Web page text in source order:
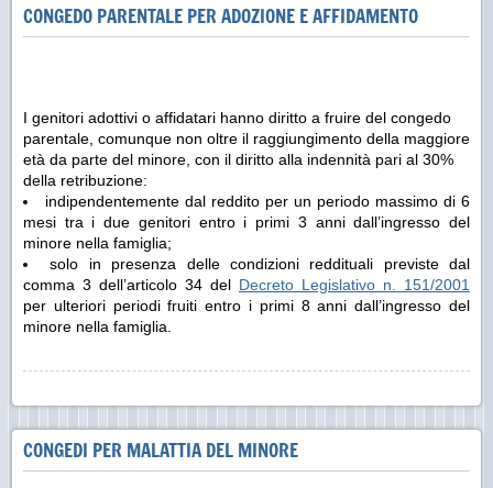
CONGEDO PARENTALE PER ADOZIONE E AFFIDAMENTO
I genitori adottivi o affidatari hanno diritto a fruire del congedo
parentale, comunque non oltre il raggiungimento della maggiore
età da parte del minore, con il diritto alla indennità pari al 30%
della retribuzione:
indipendentemente dal reddito per un periodo massimo di 6
mesi tra i due genitori entro i primi 3 anni dall’ingresso del
minore nella famiglia;
solo in presenza delle condizioni reddituali previste dal
comma 3 dell’articolo 34 del Decreto Legislativo n. 151/2001
per ulteriori periodi fruiti entro i primi 8 anni dall’ingresso del
minore nella famiglia.
CONGEDI PER MALATTIA DEL MINORE